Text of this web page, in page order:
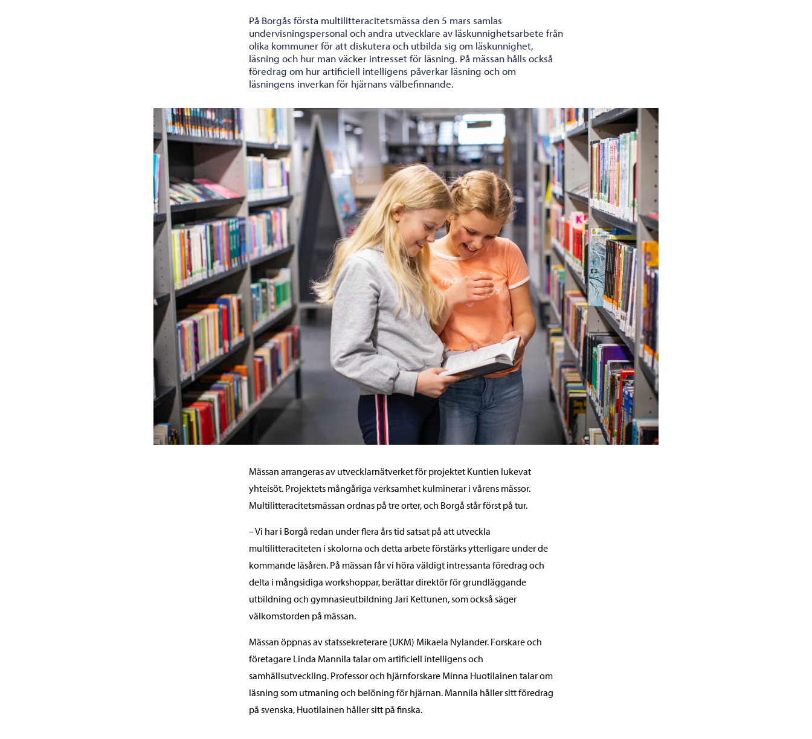
På Borgås första multilitteracitetsmässa den 5 mars samlas
undervisningspersonal och andra utvecklare av läskunnighetsarbete från
olika kommuner för att diskutera och utbilda sig om läskunnighet,
läsning och hur man väcker intresset för läsning. På mässan hålls också
föredrag om hur artificiell intelligens påverkar läsning och om
läsningens inverkan för hjärnans välbefinnande.
Mässan arrangeras av utvecklarnätverket för projektet Kuntien lukevat
yhteisöt. Projektets mångåriga verksamhet kulminerar i vårens mässor.
Multilitteracitetsmässan ordnas på tre orter, och Borgå står först på tur.
– Vi har i Borgå redan under flera års tid satsat på att utveckla
multilitteraciteten i skolorna och detta arbete förstärks ytterligare under de
kommande läsåren. På mässan får vi höra väldigt intressanta föredrag och
delta i mångsidiga workshoppar, berättar direktör för grundläggande
utbildning och gymnasieutbildning Jari Kettunen, som också säger
välkomstorden på mässan.
Mässan öppnas av statssekreterare (UKM) Mikaela Nylander. Forskare och
företagare Linda Mannila talar om artificiell intelligens och
samhällsutveckling. Professor och hjärnforskare Minna Huotilainen talar om
läsning som utmaning och belöning för hjärnan. Mannila håller sitt föredrag
på svenska, Huotilainen håller sitt på finska.